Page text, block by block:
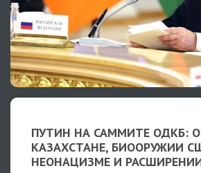
ПУТИН НА САММИТЕ ОДКБ: О
КАЗАХСТАНЕ, БИООРУЖИИ
НЕОНАЦИЗМЕ И